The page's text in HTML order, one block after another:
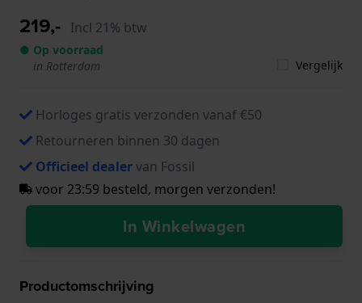
219,- Incl 21% btw
● Op voorraad
in Rotterdam
Vergelijk
Horloges gratis verzonden vanaf €50
Retourneren binnen 30 dagen
Officieel dealervan Fossil
voor 23:59 besteld, morgen verzonden!
In Winkelwagen
Productomschrijving